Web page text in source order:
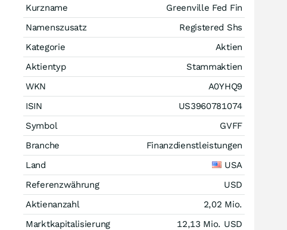
Kurzname
Greenville Fed Fin
Namenszusatz
Registered Shs
Kategorie
Aktien
Aktientyp
Stammaktien
WKN
A0YHQ9
ISIN
US3960781074
Symbol
GVFF
Branche
Finanzdienstleistungen
Land
USA
Referenzwährung
USD
Aktienanzahl
2,02 Mio.
Marktkapitalisierung
12,13 Mio. USD